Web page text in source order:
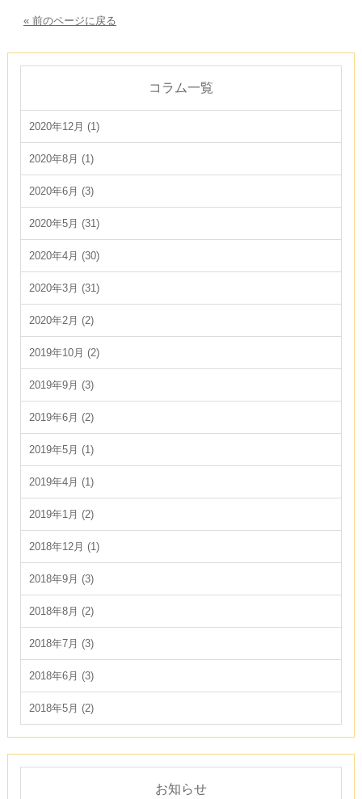
« 前のページに戻る
コラム一覧
2020年12月 (1)
2020年8月 (1)
2020年6月 (3)
2020年5月 (31)
2020年4月 (30)
2020年3月 (31)
2020年2月 (2)
2019年10月 (2)
2019年9月 (3)
2019年6月 (2)
2019年5月 (1)
2019年4月 (1)
2019年1月 (2)
2018年12月 (1)
2018年9月 (3)
2018年8月 (2)
2018年7月 (3)
2018年6月 (3)
2018年5月 (2)
お知らせ